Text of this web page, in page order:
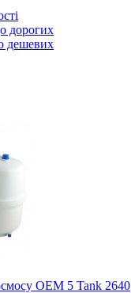
дорогих
дешевих
OEM 5 Tank 2640